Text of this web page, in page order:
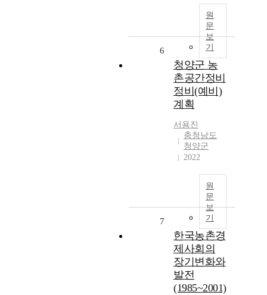
원
문
보
기
6
청양군 농
촌공간정비
정비(예비)
계획
서용진
충청남도
청양군
2022
원
문
보
기
7
한국농촌경
제사회의
장기변화와
발전
(1985~2001)